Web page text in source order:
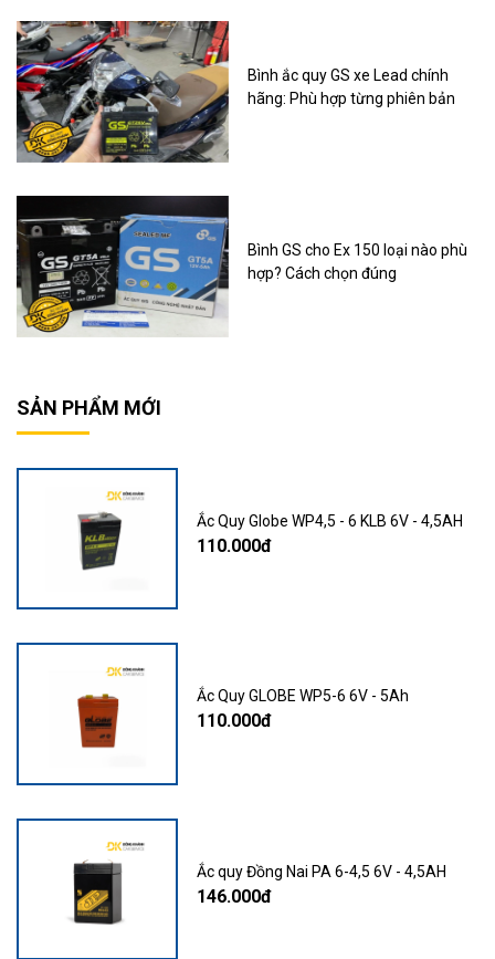
Bình ắc quy GS xe Lead chính
hãng: Phù hợp từng phiên bản
Bình GS cho Ex 150 loại nào phù
hợp? Cách chọn đúng
SẢN PHẨM MỚI
Ắc Quy Globe WP4,5 - 6 KLB 6V - 4,5AH
110.000đ
Ắc Quy GLOBE WP5-6 6V - 5Ah
110.000đ
Ắc quy Đồng Nai PA 6-4,5 6V - 4,5AH
146.000đ